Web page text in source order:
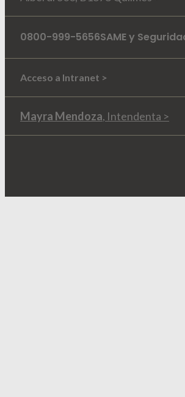
0800-999-5656SAME y
Acceso a Intranet >
Mayra Mendoza, Intendenta >